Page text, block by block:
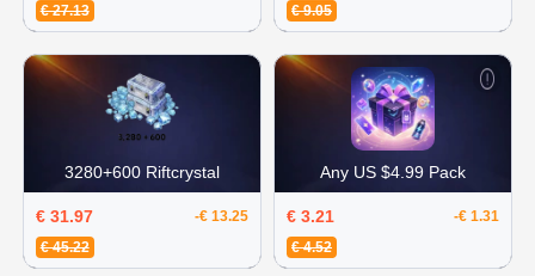
€ 27.13
€ 9.05
3280+600 Riftcrystal
€ 31.97
-€ 13.25
€ 45.22
Any US $4.99 Pack
€ 3.21
-€ 1.31
€ 4.52